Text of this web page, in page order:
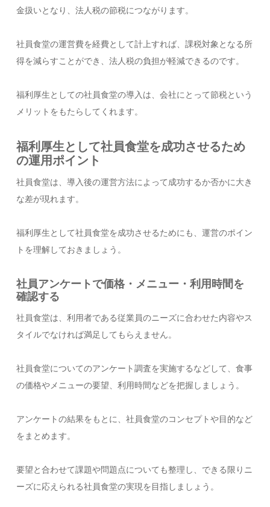
金扱いとなり、法人税の節税につながります。
社員食堂の運営費を経費として計上すれば、課税対象となる所
得を減らすことができ、法人税の負担が軽減できるのです。
福利厚生としての社員食堂の導入は、会社にとって節税という
メリットをもたらしてくれます。
福利厚生として社員食堂を成功させるため
の運用ポイント
社員食堂は、導入後の運営方法によって成功するか否かに大き
な差が現れます。
福利厚生として社員食堂を成功させるためにも、運営のポイン
トを理解しておきましょう。
社員アンケートで価格・メニュー・利用時間を
確認する
社員食堂は、利用者である従業員のニーズに合わせた内容やス
タイルでなければ満足してもらえません。
社員食堂についてのアンケート調査を実施するなどして、食事
の価格やメニューの要望、利用時間などを把握しましょう。
アンケートの結果をもとに、社員食堂のコンセプトや目的など
をまとめます。
要望と合わせて課題や問題点についても整理し、できる限りニ
ーズに応えられる社員食堂の実現を目指しましょう。